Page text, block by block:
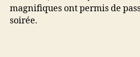
magnifiques ont permis de
soirée.